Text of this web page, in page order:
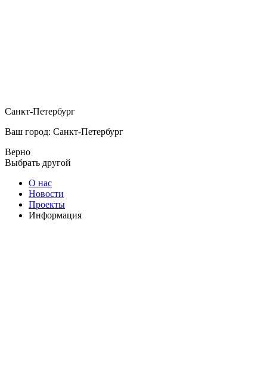
Санкт-Петербург
Ваш город: Санкт-Петербург
Верно
Выбрать другой
О нас
Новости
Проекты
Информация